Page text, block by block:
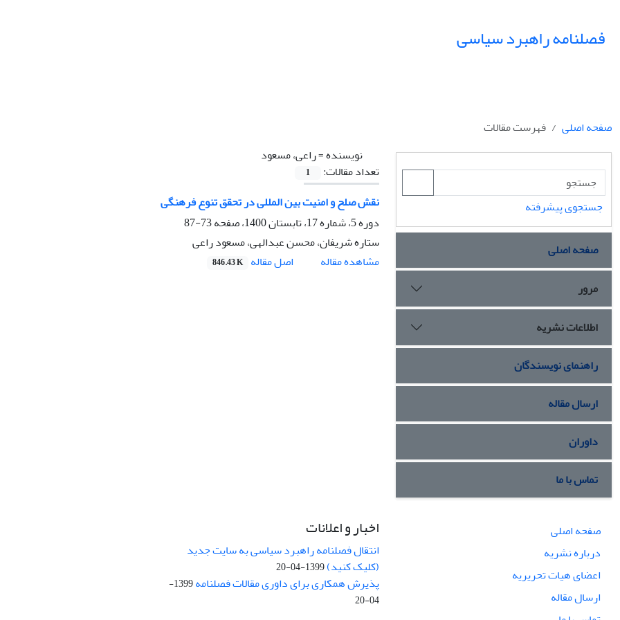
فصلنامه راهبرد سیاسی
صفحه اصلی
فهرست مقالات
نویسنده =راعی، مسعود
تعداد مقالات:
1
نقش صلح و امنیت بین المللی در تحقق تنوع فرهنگی
دوره 5، شماره 17، تابستان 1400، صفحه
73-87
ستاره شریفان، محسن عبدالهی، مسعود راعی
مشاهده مقاله
اصل مقاله 846.43 K
جستجوی پیشرفته
صفحه اصلی
مرور
اطلاعات نشریه
راهنمای نویسندگان
ارسال مقاله
داوران
تماس با ما
صفحه اصلی
درباره نشریه
اعضای هیات تحریریه
ارسال مقاله
اخبار و اعلانات
انتقال فصلنامه راهبرد سیاسی به سایت جدید
(کلیک کنید)1399-04-20
پذیرش همکاری برای داوری مقالات فصلنامه
1399-
04-20